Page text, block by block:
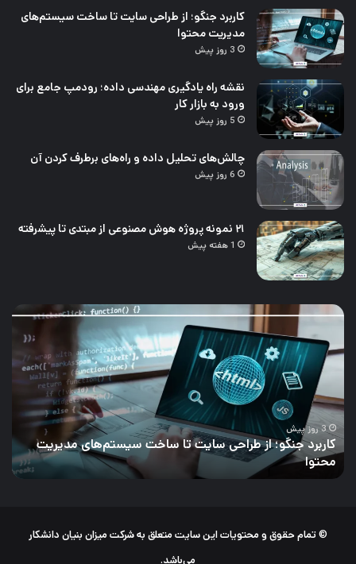
کاربرد جنگو؛ از طراحی سایت تا ساخت سیستم‌های
مدیریت محتوا
3 روز پیش
نقشه راه یادگیری مهندسی داده؛ رودمپ جامع برای
ورود به بازار کار
5 روز پیش
چالش‌های تحلیل داده و راه‌های برطرف کردن آن
6 روز پیش
۲۱ نمونه پروژه هوش مصنوعی از مبتدی تا پیشرفته
1 هفته پیش
نقشه
یادگیری
مهندسی
رودمپ
جامع
برای
ورود
بازار
5 روز پیش
نقشه راه یادگیری مهندسی داده؛ رودمپ جامع برای ورود به
بازار کار
و
© تمام حقوق و محتویات این سایت متعلق به شرکت میزان بنیان دانشکار
می‌باشد.